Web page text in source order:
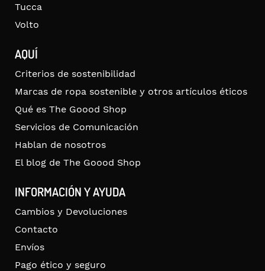
Tucca
Volto
AQUÍ
Criterios de sostenibilidad
Marcas de ropa sostenible y otros artículos éticos
Qué es The Goood Shop
Servicios de Comunicación
Hablan de nosotros
El blog de The Goood Shop
INFORMACIÓN Y AYUDA
Cambios y Devoluciones
Contacto
Envíos
Pago ético y seguro